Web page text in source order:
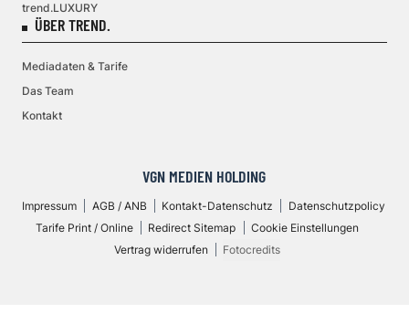
trend.LUXURY
ÜBER TREND.
Mediadaten & Tarife
Das Team
Kontakt
VGN MEDIEN HOLDING
Impressum AGB / ANB Kontakt-Datenschutz
Datenschutzpolicy
Tarife Print / Online
Redirect Sitemap
Cookie Einstellungen
Vertrag widerrufen
Fotocredits